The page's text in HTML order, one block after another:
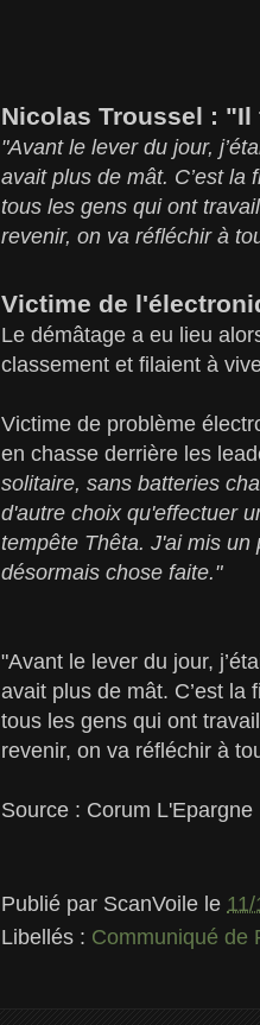
Nicolas Troussel :
"Avant le lever du jour,
avait plus de mât. C’est la
tous les gens qui ont
revenir, on va réfléchir à
Victime de
Le démâtage a eu lieu
classement et filaient à
Victime de problème
en chasse derrière les
solitaire, sans batteries
d'autre choix qu'effectuer
tempête Thêta. J'ai mis
désormais chose faite."
"Avant le lever du jour,
avait plus de mât. C’est la
tous les gens qui ont
revenir, on va réfléchir à
Source : Corum L'Epargne
Publié par ScanVoile le
Libellés : Communiqué de